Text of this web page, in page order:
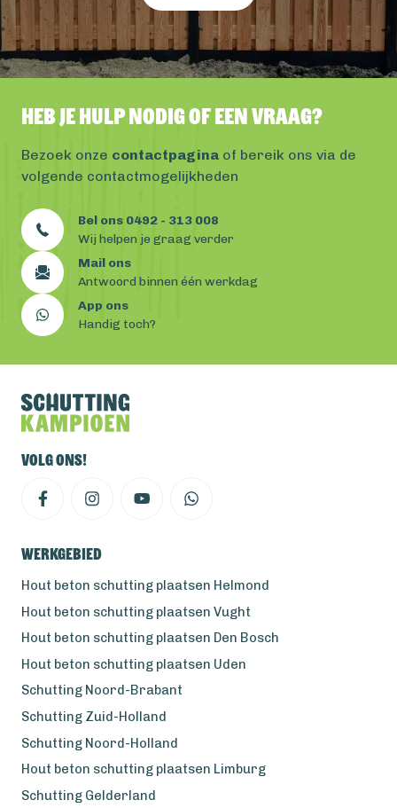
Heb je hulp nodig of een vraag?
Bezoek onze contactpagina of bereik ons via de
volgende contactmogelijkheden
Bel ons 0492 - 313 008
Wij helpen je graag verder
Mail ons
Antwoord binnen één werkdag
App ons
Handig toch?
Volg ons!
Werkgebied
Hout beton schutting plaatsen Helmond
Hout beton schutting plaatsen Vught
Hout beton schutting plaatsen Den Bosch
Hout beton schutting plaatsen Uden
Schutting Noord-Brabant
Schutting Zuid-Holland
Schutting Noord-Holland
Hout beton schutting plaatsen Limburg
Schutting Gelderland